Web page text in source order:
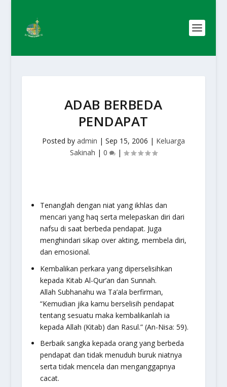
ADAB BERBEDA
PENDAPAT
Posted by admin | Sep 15, 2006 | Keluarga
Sakinah | 0 |
Tenanglah dengan niat yang ikhlas dan
mencari yang haq serta melepaskan diri dari
nafsu di saat berbeda pendapat. Juga
menghindari sikap over akting, membela diri,
dan emosional.
Kembalikan perkara yang diperselisihkan
kepada Kitab Al-Qur’an dan Sunnah.
Allah Subhanahu wa Ta’ala berfirman,
“Kemudian jika kamu berselisih pendapat
tentang sesuatu maka kembalikanlah ia
kepada Allah (Kitab) dan Rasul.”(An-Nisa: 59).
Berbaik sangka kepada orang yang berbeda
pendapat dan tidak menuduh buruk niatnya
serta tidak mencela dan menganggapnya
cacat.